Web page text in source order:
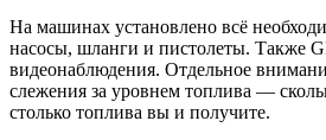
На машинах установлено всё
насосы, шланги и пистолеты. Также
видеонаблюдения. Отдельное
слежения за уровнем топлива —
столько топлива вы и получите.